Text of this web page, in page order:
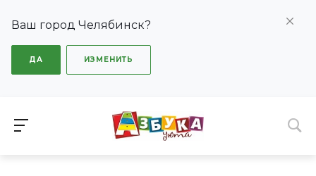
Ваш город Челябинск?
ДА ИЗМЕНИТЬ